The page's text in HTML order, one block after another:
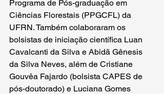
Programa de Pós-graduação em
Ciências Florestais (PPGCFL) da
UFRN. Também colaboraram os
bolsistas de iniciação científica Luan
Cavalcanti da Silva e Abidã Gênesis
da Silva Neves, além de Cristiane
Gouvêa Fajardo (bolsista CAPES de
pós-doutorado) e Luciana Gomes